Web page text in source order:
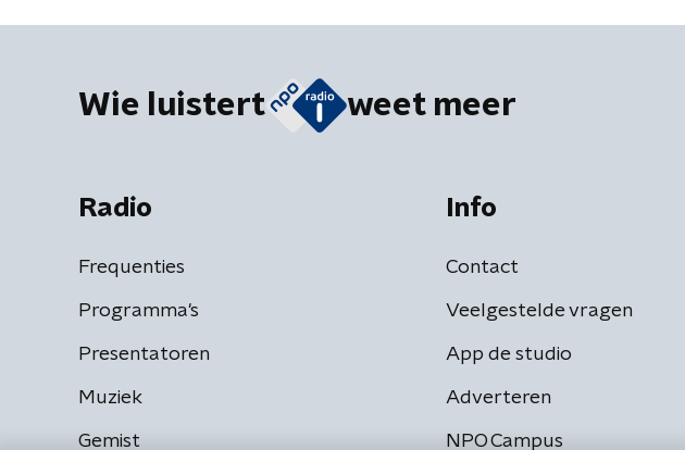
Wie luistert weet meer
Radio
Frequenties
Programma's
Presentatoren
Muziek
Gemist
Info
Contact
Veelgestelde vragen
App de studio
Adverteren
NPO Campus